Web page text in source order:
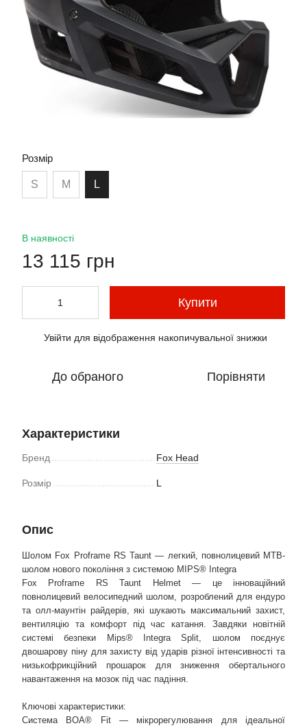
Розмір
S M L
В наявності
13 115 грн
Купити
Увійти для відображення накопичувальної знижки
До обраного Порівняти
Характеристики
Бренд Fox Head
Розмір L
Опис
Шолом Fox Proframe RS Taunt — легкий, повнолицевий MTB-
шолом нового покоління з системою MIPS® Integra
Fox Proframe RS Taunt Helmet — це інноваційний
повнолицевий велосипедний шолом, розроблений для ендуро
та олл-маунтін райдерів, які шукають максимальний захист,
вентиляцію та комфорт під час катання. Завдяки новітній
системі безпеки Mips® Integra Split, шолом поєднує
двошарову піну для захисту від ударів різної інтенсивності та
низькофрикційний прошарок для зниження обертального
навантаження на мозок під час падіння.
Ключові характеристики:
Система BOA® Fit — мікрорегулювання для ідеальної